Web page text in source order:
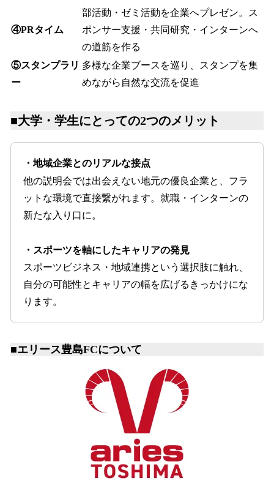
④PRタイム
部活動・ゼミ活動を企業へプレゼン。ス
ポンサー支援・共同研究・インターンへ
の道筋を作る
⑤スタンプラリ
ー
多様な企業ブースを巡り、スタンプを集
めながら自然な交流を促進
■大学・学生にとっての2つのメリット
・地域企業とのリアルな接点
他の説明会では出会えない地元の優良企業と、フラ
ットな環境で直接繋がれます。就職・インターンの
新たな入り口に。
・スポーツを軸にしたキャリアの発見
スポーツビジネス・地域連携という選択肢に触れ、
自分の可能性とキャリアの幅を広げるきっかけにな
ります。
■エリース豊島FCについて